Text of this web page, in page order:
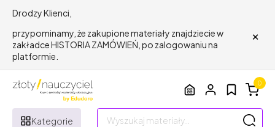
Drodzy Klienci,
przypominamy, że zakupione materiały znajdziecie w
zakładce HISTORIA ZAMÓWIEŃ, po zalogowaniu na
platformie.
×
Kategorie
0